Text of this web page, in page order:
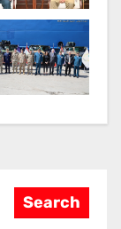
Search